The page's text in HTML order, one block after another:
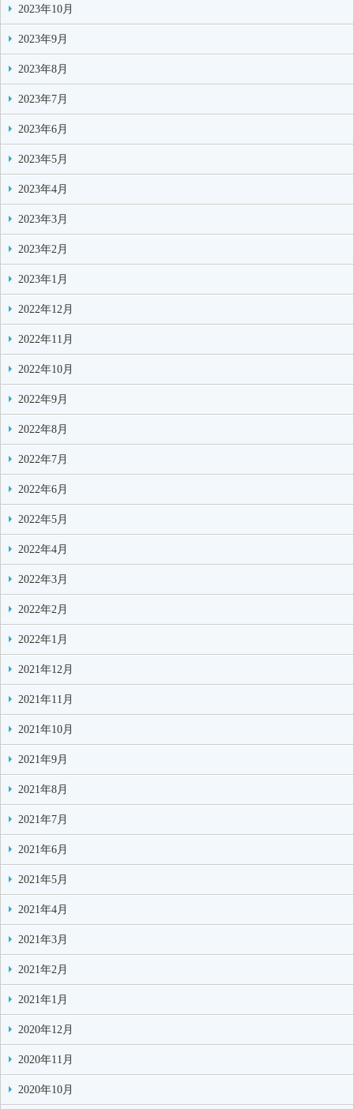
2023年10月
2023年9月
2023年8月
2023年7月
2023年6月
2023年5月
2023年4月
2023年3月
2023年2月
2023年1月
2022年12月
2022年11月
2022年10月
2022年9月
2022年8月
2022年7月
2022年6月
2022年5月
2022年4月
2022年3月
2022年2月
2022年1月
2021年12月
2021年11月
2021年10月
2021年9月
2021年8月
2021年7月
2021年6月
2021年5月
2021年4月
2021年3月
2021年2月
2021年1月
2020年12月
2020年11月
2020年10月